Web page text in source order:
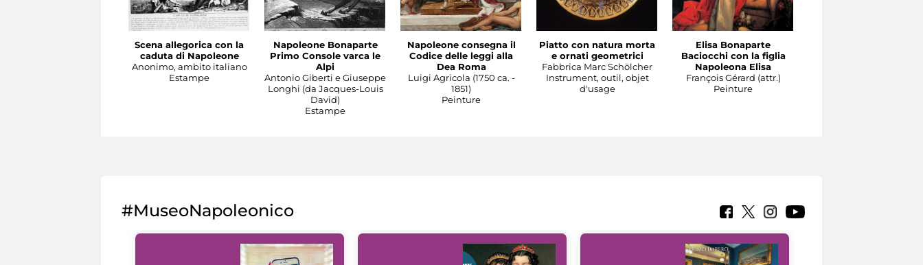
Scena allegorica con la
caduta di Napoleone
Anonimo, ambito italiano
Estampe
Napoleone Bonaparte
Primo Console varca le
Alpi
Antonio Giberti e Giuseppe
Longhi (da Jacques-Louis
David)
Estampe
Napoleone consegna il
Codice delle leggi alla
Dea Roma
Luigi Agricola (1750 ca. -
1851)
Peinture
Piatto con natura morta
e ornati geometrici
Fabbrica Marc Schölcher
Instrument, outil, objet
d'usage
Elisa Bonaparte
Baciocchi con la figlia
Napoleona Elisa
François Gérard (attr.)
Peinture
#MuseoNapoleonico